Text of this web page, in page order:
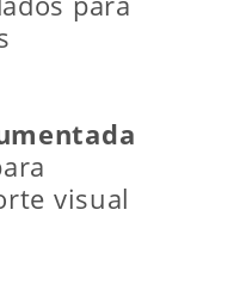
visual